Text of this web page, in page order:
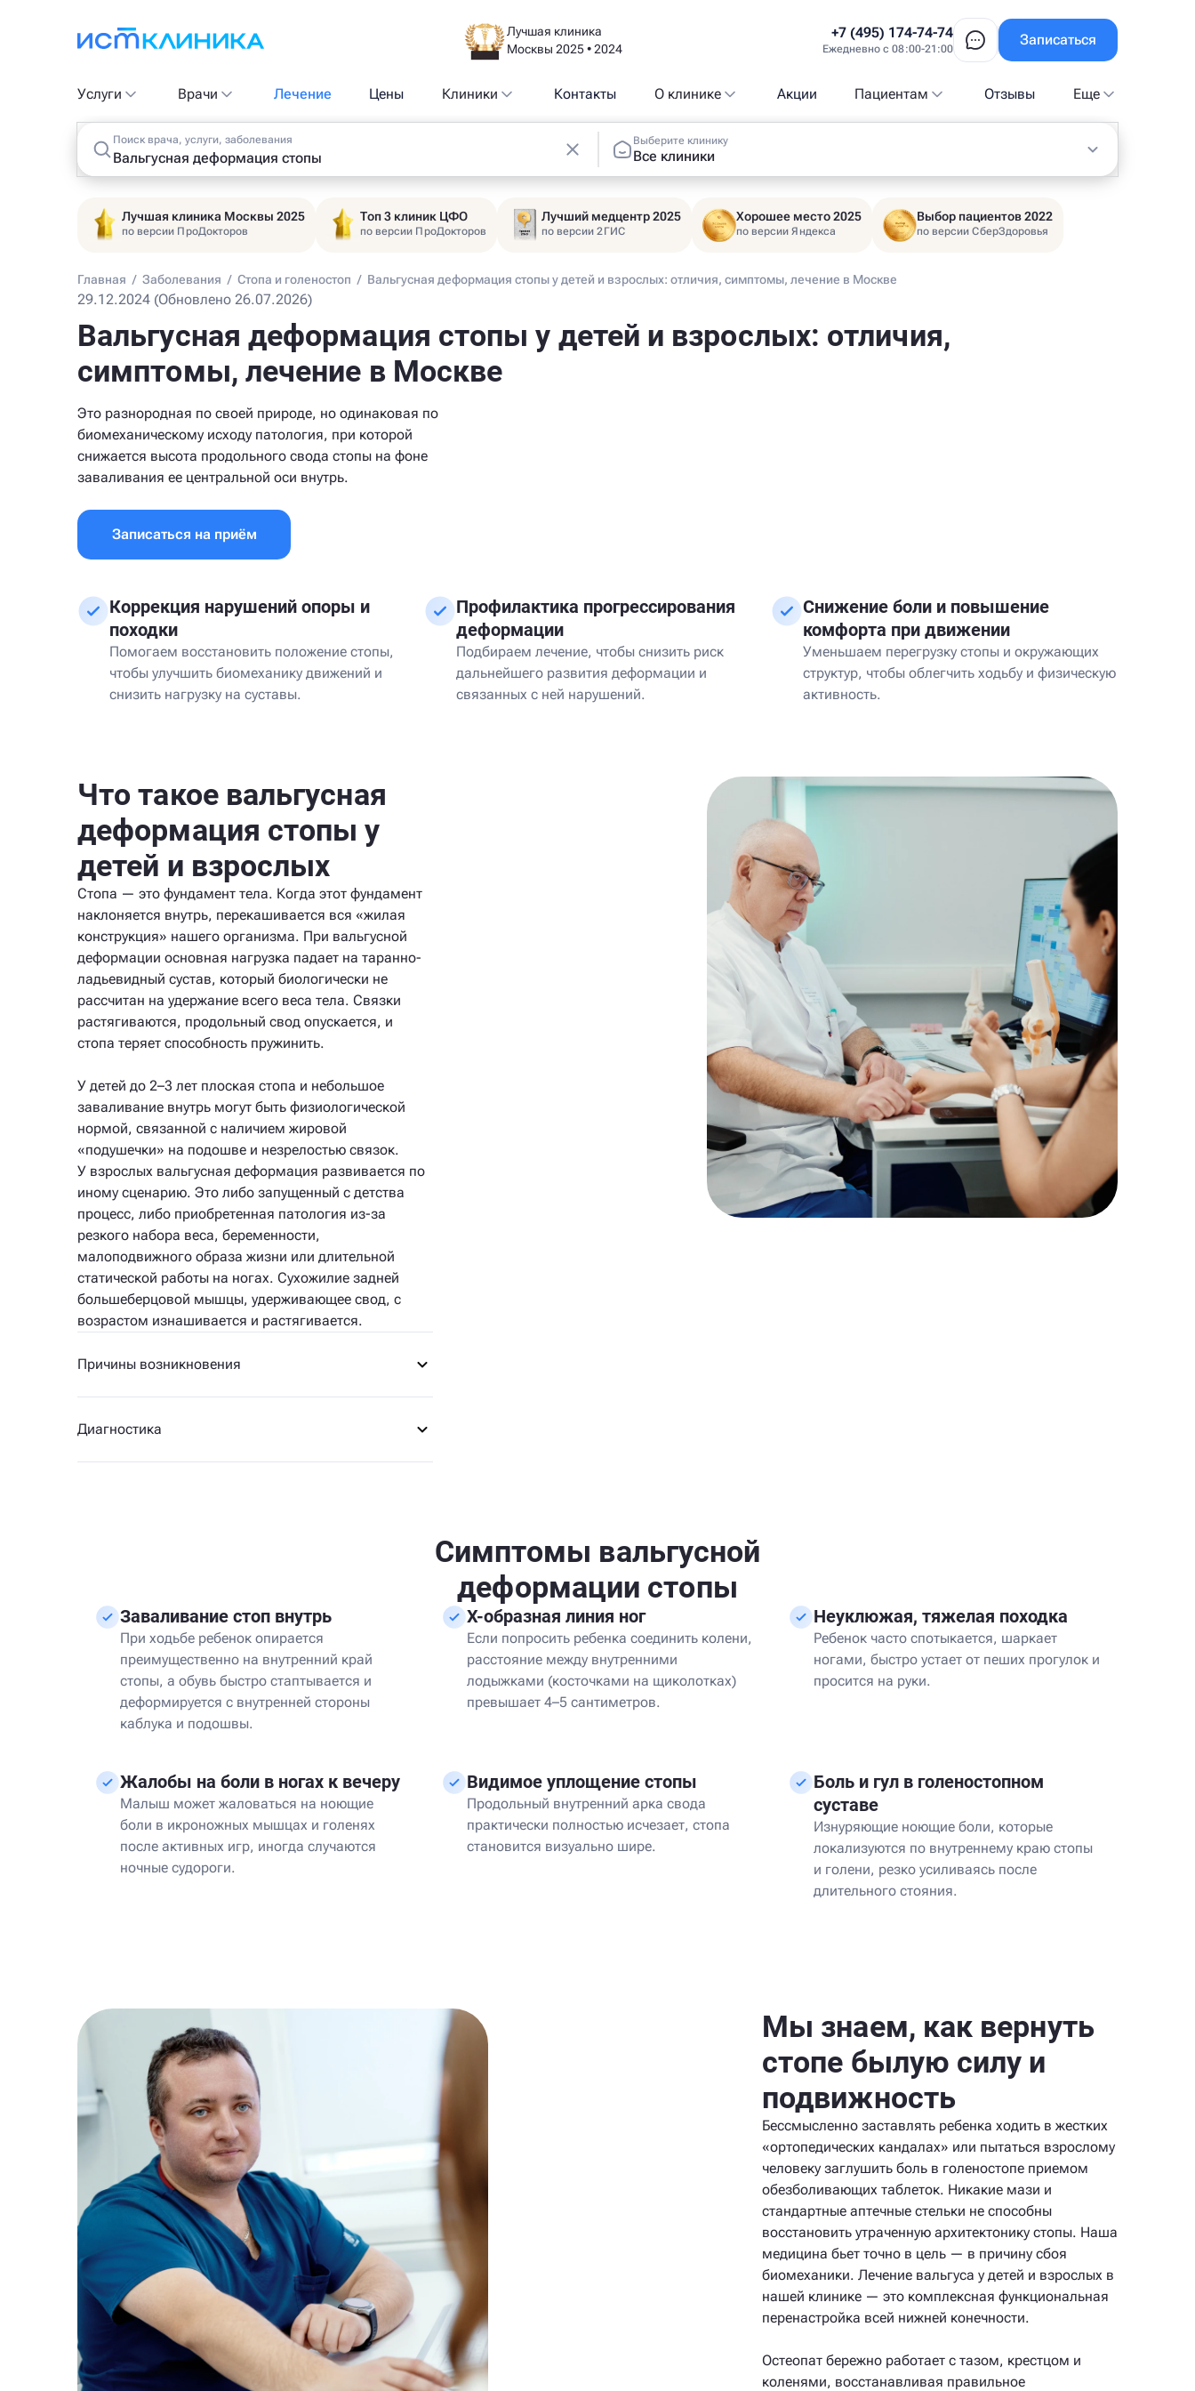
Лучшая клиника
Москвы 2025 • 2024
+7 (495) 174-74-74
Ежедневно с 08:00-21:00
Записаться
Услуги Врачи Лечение Цены Клиники Контакты О клинике Акции Пациентам Отзывы Еще
Поиск врача, услуги, заболевания Выберите клинику
Все клиники
Лучшая клиника Москвы 2025
по версии ПроДокторов
Топ 3 клиник ЦФО
по версии ПроДокторов
Лучший медцентр 2025
по версии 2ГИС
Хорошее место 2025
по версии Яндекса
Выбор пациентов 2022
по версии СберЗдоровья
Главная / Заболевания / Стопа и голеностоп / Вальгусная деформация стопы у детей и взрослых: отличия, симптомы, лечение в Москве
29.12.2024 (Обновлено 26.07.2026)
Вальгусная деформация стопы у детей и взрослых: отличия,
симптомы, лечение в Москве
Это разнородная по своей природе, но одинаковая по
биомеханическому исходу патология, при которой
снижается высота продольного свода стопы на фоне
заваливания ее центральной оси внутрь.
Записаться на приём
Коррекция нарушений опоры и
походки
Помогаем восстановить положение стопы,
чтобы улучшить биомеханику движений и
снизить нагрузку на суставы.
Профилактика прогрессирования
деформации
Подбираем лечение, чтобы снизить риск
дальнейшего развития деформации и
связанных с ней нарушений.
Снижение боли и повышение
комфорта при движении
Уменьшаем перегрузку стопы и окружающих
структур, чтобы облегчить ходьбу и физическую
активность.
Что такое вальгусная
деформация стопы у
детей и взрослых
Стопа — это фундамент тела. Когда этот фундамент
наклоняется внутрь, перекашивается вся «жилая
конструкция» нашего организма. При вальгусной
деформации основная нагрузка падает на таранно-
ладьевидный сустав, который биологически не
рассчитан на удержание всего веса тела. Связки
растягиваются, продольный свод опускается, и
стопа теряет способность пружинить.
У детей до 2–3 лет плоская стопа и небольшое
заваливание внутрь могут быть физиологической
нормой, связанной с наличием жировой
«подушечки» на подошве и незрелостью связок.
У взрослых вальгусная деформация развивается по
иному сценарию. Это либо запущенный с детства
процесс, либо приобретенная патология из-за
резкого набора веса, беременности,
малоподвижного образа жизни или длительной
статической работы на ногах. Сухожилие задней
большеберцовой мышцы, удерживающее свод, с
возрастом изнашивается и растягивается.
Причины возникновения
Диагностика
Симптомы вальгусной
деформации стопы
Заваливание стоп внутрь
При ходьбе ребенок опирается
преимущественно на внутренний край
стопы, а обувь быстро стаптывается и
деформируется с внутренней стороны
каблука и подошвы.
Х-образная линия ног
Если попросить ребенка соединить колени,
расстояние между внутренними
лодыжками (косточками на щиколотках)
превышает 4–5 сантиметров.
Неуклюжая, тяжелая походка
Ребенок часто спотыкается, шаркает
ногами, быстро устает от пеших прогулок и
просится на руки.
Жалобы на боли в ногах к вечеру
Малыш может жаловаться на ноющие
боли в икроножных мышцах и голенях
после активных игр, иногда случаются
ночные судороги.
Видимое уплощение стопы
Продольный внутренний арка свода
практически полностью исчезает, стопа
становится визуально шире.
Боль и гул в голеностопном
суставе
Изнуряющие ноющие боли, которые
локализуются по внутреннему краю стопы
и голени, резко усиливаясь после
длительного стояния.
Мы знаем, как вернуть
стопе былую силу и
подвижность
Бессмысленно заставлять ребенка ходить в жестких
«ортопедических кандалах» или пытаться взрослому
человеку заглушить боль в голеностопе приемом
обезболивающих таблеток. Никакие мази и
стандартные аптечные стельки не способны
восстановить утраченную архитектонику стопы. Наша
медицина бьет точно в цель — в причину сбоя
биомеханики. Лечение вальгуса у детей и взрослых в
нашей клинике — это комплексная функциональная
перенастройка всей нижней конечности.
Остеопат бережно работает с тазом, крестцом и
коленями, восстанавливая правильное